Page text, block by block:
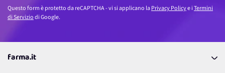
Questo form è protetto da reCAPTCHA - vi si applicano laPrivacy Policye iTermini
di Serviziodi Google.
farma.it